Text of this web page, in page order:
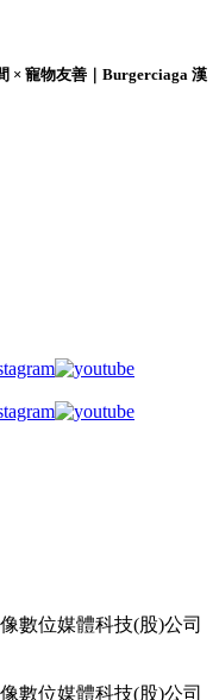
× 寵物友善｜Burgerciaga 漢
數位媒體科技(股)公司
數位媒體科技(股)公司